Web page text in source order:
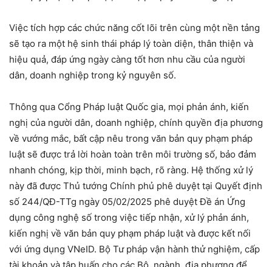
Việc tích hợp các chức năng cốt lõi trên cùng một nền tảng
sẽ tạo ra một hệ sinh thái pháp lý toàn diện, thân thiện và
hiệu quả, đáp ứng ngày càng tốt hơn nhu cầu của người
dân, doanh nghiệp trong kỷ nguyên số.
Thông qua Cổng Pháp luật Quốc gia, mọi phản ánh, kiến
nghị của người dân, doanh nghiệp, chính quyền địa phương
về vướng mắc, bất cập nêu trong văn bản quy phạm pháp
luật sẽ được trả lời hoàn toàn trên môi trường số, bảo đảm
nhanh chóng, kịp thời, minh bạch, rõ ràng. Hệ thống xử lý
này đã được Thủ tướng Chính phủ phê duyệt tại Quyết định
số 244/QĐ-TTg ngày 05/02/2025 phê duyệt Đề án Ứng
dụng công nghệ số trong việc tiếp nhận, xử lý phản ánh,
kiến nghị về văn bản quy phạm pháp luật và được kết nối
với ứng dụng VNeID. Bộ Tư pháp vận hành thử nghiệm, cấp